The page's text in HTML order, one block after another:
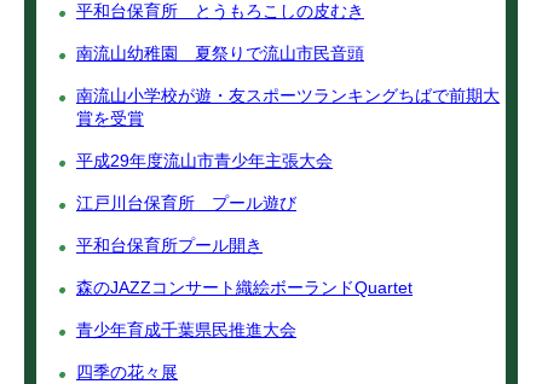
平和台保育所 とうもろこしの皮むき
南流山幼稚園 夏祭りで流山市民音頭
南流山小学校が遊・友スポーツランキングちばで前期大
賞を受賞
平成29年度流山市青少年主張大会
江戸川台保育所 プール遊び
平和台保育所プール開き
森のJAZZコンサート織絵ボーランドQuartet
青少年育成千葉県民推進大会
四季の花々展